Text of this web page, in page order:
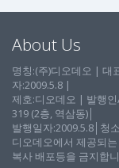
About Us
명칭:(주)디오데오 | 대
자:2009.5.8 |
제호:디오데오 | 발행
319 (2층, 역삼동)│
발행일자:2009.5.8│청
디오데오에서 제공되
복사 배포등을 금지합